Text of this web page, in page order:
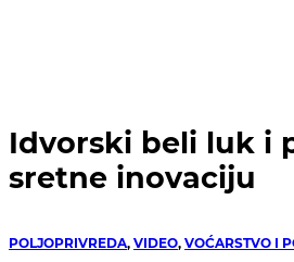
Idvorski beli luk i
sretne inovaciju
POLJOPRIVREDA, VIDEO, VOĆARSTVO I